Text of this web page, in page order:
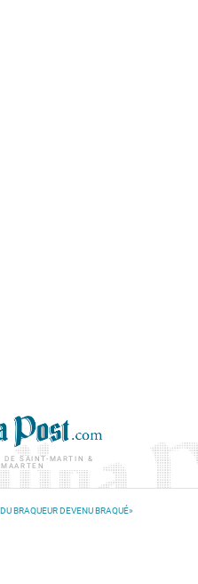
DE SAINT-MARTIN &
BRAQUEUR DEVENU BRAQUÉ»